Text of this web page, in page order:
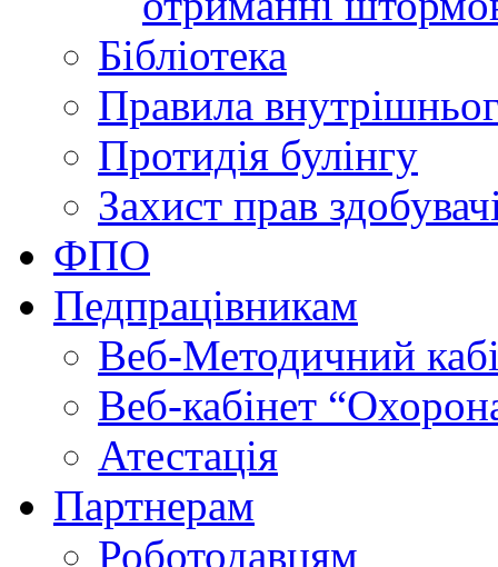
Бібліотека
Правила
Протидія булінгу
Захист прав
ФПО
Педпрацівникам
Веб-Методичний
Веб-кабінет
Атестація
Партнерам
Роботодавцям